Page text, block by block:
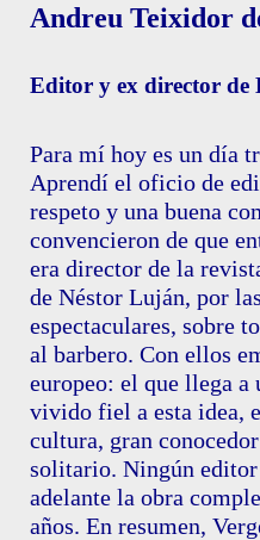
Andreu Teixidor
Editor y ex director de
Para mí hoy es un día
Aprendí el oficio de
respeto y una buena
convencieron de que
era director de la
de Néstor Luján, por
espectaculares, sobre
al barbero. Con ellos
europeo: el que llega a
vivido fiel a esta idea,
cultura, gran
solitario. Ningún editor
adelante la obra
años. En resumen,